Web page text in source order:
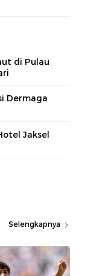
di Pulau
Dermaga
Jaksel
Selengkapnya